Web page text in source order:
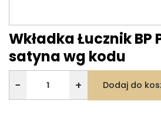
Wkładka Łucznik BP
satyna wg kodu
− + Dodaj do